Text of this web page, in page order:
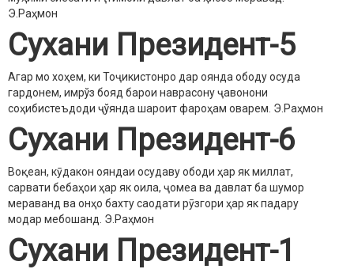
Э.Раҳмон
Сухани Президент-5
Агар мо хоҳем, ки Тоҷикистонро дар оянда ободу осуда
гардонем, имрўз бояд барои наврасону ҷавонони
соҳибистеъдоди ҷўянда шароит фароҳам оварем. Э.Раҳмон
Сухани Президент-6
Воқеан, кӯдакон ояндаи осудаву ободи ҳар як миллат,
сарвати бебаҳои ҳар як оила, ҷомеа ва давлат ба шумор
мераванд ва онҳо бахту саодати рӯзгори ҳар як падару
модар мебошанд. Э.Раҳмон
Сухани Президент-1